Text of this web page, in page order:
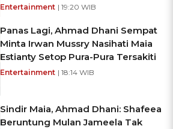
Entertainment | 19:20 WIB
Panas Lagi, Ahmad Dhani Sempat
Minta Irwan Mussry Nasihati Maia
Estianty Setop Pura-Pura Tersakiti
Entertainment | 18:14 WIB
Sindir Maia, Ahmad Dhani: Shafeea
Beruntung Mulan Jameela Tak